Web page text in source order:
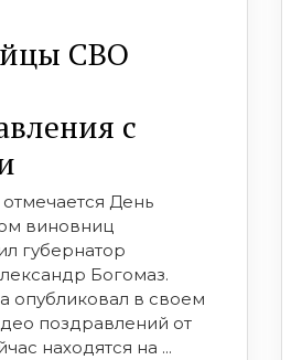
СВО
с
День
виновниц
губернатор
Богомаз.
опубликовал в своем
поздравлений от
находятся на ...